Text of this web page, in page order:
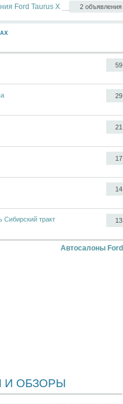
2 объявления
Ford Taurus X
59
29
21
17
14
Сибирский тракт 13
Автосалоны Ford
И ОБЗОРЫ